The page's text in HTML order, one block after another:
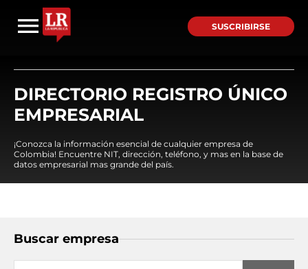
SUSCRIBIRSE
DIRECTORIO REGISTRO ÚNICO
EMPRESARIAL
¡Conozca la información esencial de cualquier empresa de
Colombia! Encuentre NIT, dirección, teléfono, y mas en la base de
datos empresarial mas grande del país.
Buscar empresa